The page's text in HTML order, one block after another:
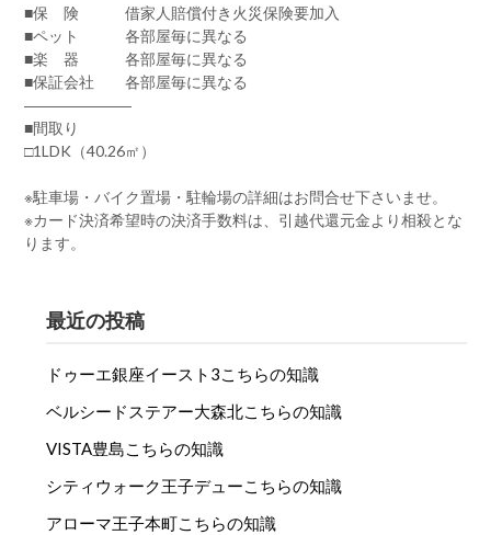
■保 険 借家人賠償付き火災保険要加入
■ペット 各部屋毎に異なる
■楽 器 各部屋毎に異なる
■保証会社 各部屋毎に異なる
―――――――
■間取り
□1LDK（40.26㎡）
※駐車場・バイク置場・駐輪場の詳細はお問合せ下さいませ。
※カード決済希望時の決済手数料は、引越代還元金より相殺とな
ります。
最近の投稿
ドゥーエ銀座イースト3こちらの知識
ベルシードステアー大森北こちらの知識
VISTA豊島こちらの知識
シティウォーク王子デューこちらの知識
アローマ王子本町こちらの知識